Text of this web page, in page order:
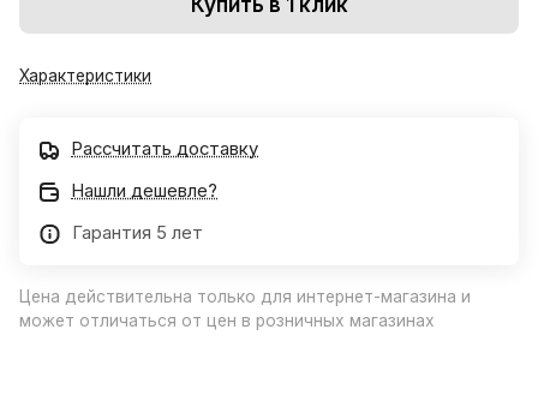
Купить в 1 клик
Характеристики
Рассчитать доставку
Нашли дешевле?
Гарантия 5 лет
Цена действительна только для интернет-магазина и
может отличаться от цен в розничных магазинах